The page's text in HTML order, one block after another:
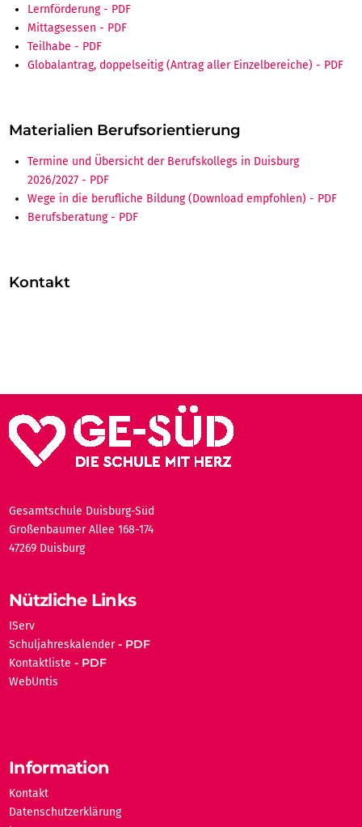
Lernförderung
Mittagsessen
Teilhabe
Globalantrag, doppelseitig (Antrag aller Einzelbereiche)
Materialien Berufsorientierung
Termine und Übersicht der Berufskollegs in Duisburg
2026/2027
Wege in die berufliche Bildung (Download empfohlen)
Berufsberatung
Kontakt
Gesamtschule Duisburg-Süd
Großenbaumer Allee 168-174
47269 Duisburg
Nützliche Links
IServ
Schuljahreskalender
Kontaktliste
WebUntis
Information
Kontakt
Datenschutzerklärung